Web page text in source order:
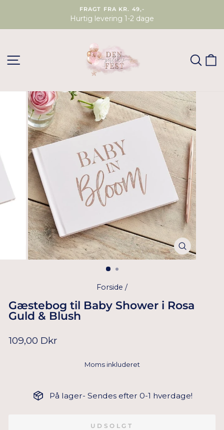
FRAGT FRA KR. 49,-
Hurtig levering 1-2 dage
SØG
Forside /
Gæstebog til Baby Shower i Rosa
Guld & Blush
Normal
109,00 Dkr
Moms inkluderet
På lager- Sendes efter 0-1 hverdage!
UDSOLGT